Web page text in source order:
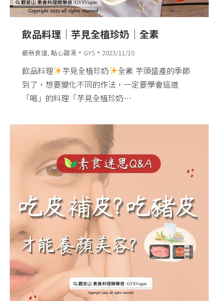
飲品料理｜芋見全植珍奶｜全素
最新食譜 點心甜湯 GYS 2023/11/10
飲品料理 芋見全植珍奶
全素 芋頭盛產的季節
到了，想要變化不同的作法，一定要學會這道
「喝」的料理「芋見全植珍奶…